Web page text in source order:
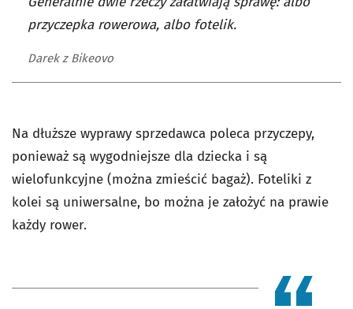
przyczepka rowerowa, albo fotelik.
Darek z Bikeovo
Na dłuższe wyprawy sprzedawca poleca przyczepy,
ponieważ są wygodniejsze dla dziecka i są
wielofunkcyjne (można zmieścić bagaż). Foteliki z
kolei są uniwersalne, bo można je założyć na prawie
każdy rower.